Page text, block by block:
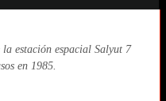
estación espacial Salyut 7
en 1985.